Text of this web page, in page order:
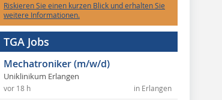
Riskieren Sie einen kurzen Blick und erhalten Sie
weitere Informationen.
TGA Jobs
Mechatroniker (m/w/d)
Uniklinikum Erlangen
in Erlangen
vor 18 h